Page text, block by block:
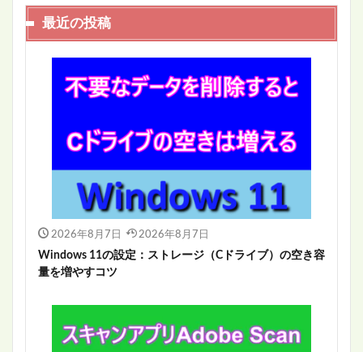
最近の投稿
2026年8月7日 2026年8月7日
Windows 11の設定：ストレージ（Cドライブ）の空き容
量を増やすコツ